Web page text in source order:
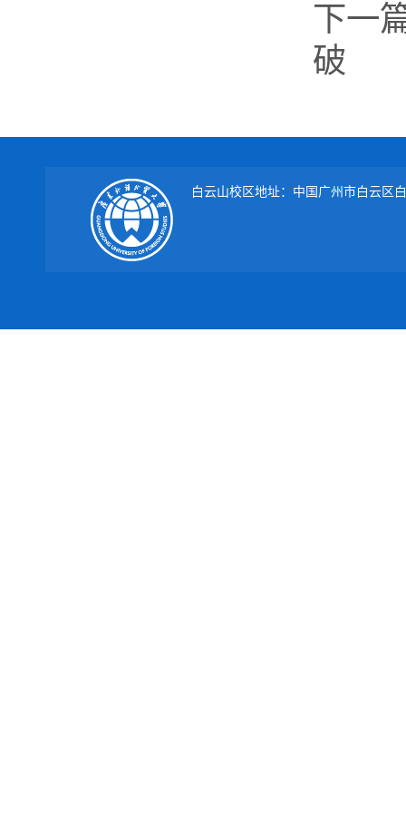
下一
破
白云山校区地址：中国广州市白云区